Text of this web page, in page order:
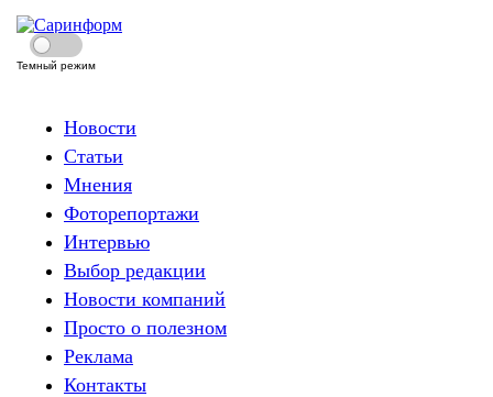
Темный режим
Новости
Статьи
Мнения
Фоторепортажи
Интервью
Выбор редакции
Новости компаний
Просто о полезном
Реклама
Контакты